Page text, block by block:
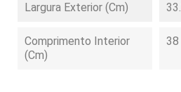
Largura Exterior (cm)
Comprimento Interior
(cm)
38